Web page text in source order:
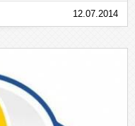
12.07.2014